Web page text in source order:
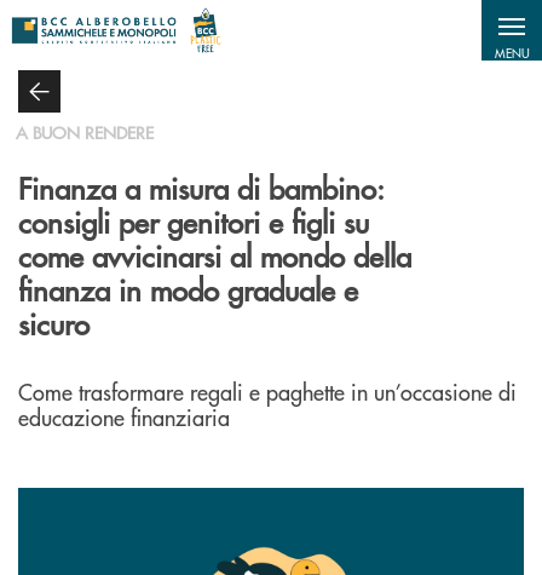
Salta al contenuto principale
MENU
A BUON RENDERE
Finanza a misura di bambino:
consigli per genitori e figli su
come avvicinarsi al mondo della
finanza in modo graduale e
sicuro
Come trasformare regali e paghette in un’occasione di
educazione finanziaria